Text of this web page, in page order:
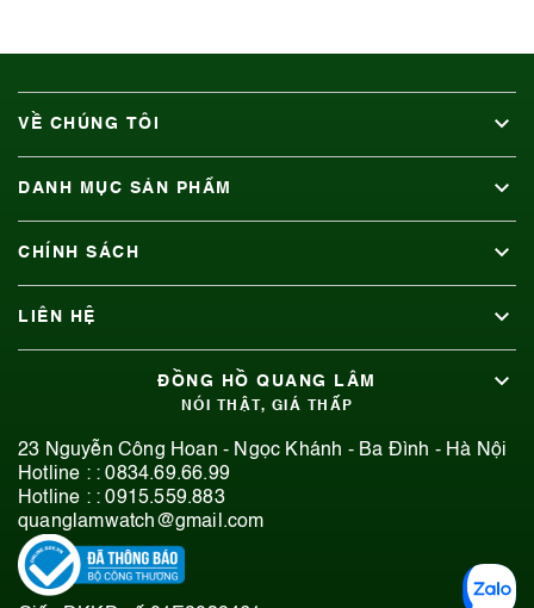
VỀ CHÚNG TÔI
DANH MỤC SẢN PHẨM
CHÍNH SÁCH
LIÊN HỆ
ĐỒNG HỒ QUANG LÂM
NÓI THẬT, GIÁ THẤP
23 Nguyễn Công Hoan - Ngọc Khánh - Ba Đình - Hà Nội
Hotline : :0834.69.66.99
Hotline : :0915.559.883
quanglamwatch@gmail.com